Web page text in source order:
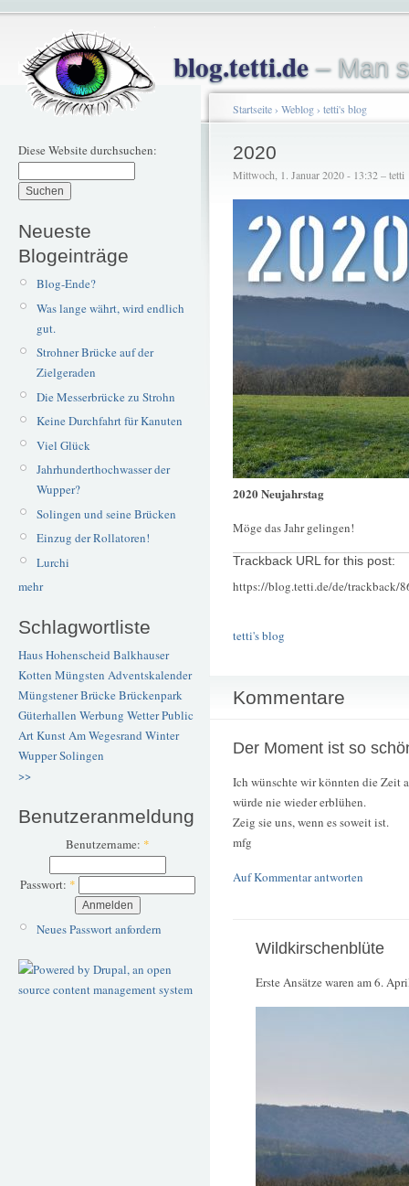
blog.tetti.de– Man
Diese Website durchsuchen:
Neueste
Blogeinträge
Blog-Ende?
Was lange währt, wird endlich
gut.
Strohner Brücke auf der
Zielgeraden
Die Messerbrücke zu Strohn
Keine Durchfahrt für Kanuten
Viel Glück
Jahrhunderthochwasser der
Wupper?
Solingen und seine Brücken
Einzug der Rollatoren!
Lurchi
mehr
Schlagwortliste
Haus Hohenscheid Balkhauser
Kotten Müngsten Adventskalender
Müngstener BrückeBrückenpark
Güterhallen Werbung WetterPublic
ArtKunstAm Wegesrand Winter
WupperSolingen
>>
Benutzeranmeldung
Benutzername: *
Passwort: *
Neues Passwort anfordern
Startseite› Weblog› tetti's blog
2020
Mittwoch, 1. Januar 2020 - 13:32 – tetti
2020 Neujahrstag
Möge das Jahr gelingen!
Trackback URL for this post:
https://blog.tetti.de/de/trackback/
tetti's blog
Kommentare
Der Moment ist so
Ich wünschte wir könnten die Zeit
würde nie wieder erblühen.
Zeig sie uns, wenn es soweit ist.
mfg
Auf Kommentar antworten
Wildkirschenblüte
Erste Ansätze waren am 6.